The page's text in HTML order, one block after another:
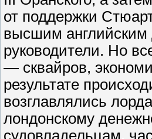
от поддержки
высшим английским
руководители. Но
— сквайров,
результате
возглавлялись
лондонскому
судовладельцам,